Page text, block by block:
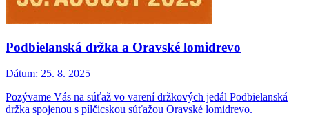
Podbielanská držka a Oravské lomidrevo
Dátum: 25. 8. 2025
Pozývame Vás na súťaž vo varení držkových jedál Podbielanská
držka spojenou s pílčicskou súťažou Oravské lomidrevo.